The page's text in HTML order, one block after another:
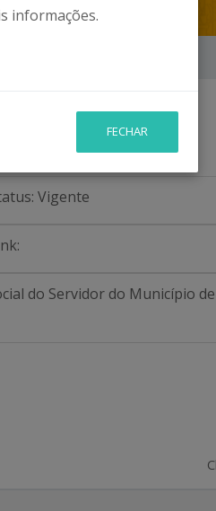
Vigente
do Servidor do Município
informações.
FECHAR